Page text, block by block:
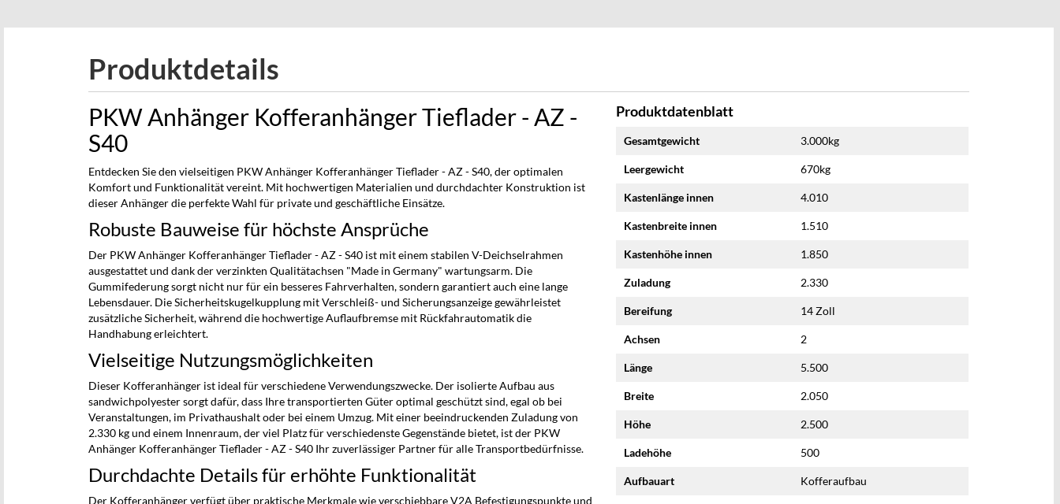
of
images
gallery
Produktdetails
PKW Anhänger Kofferanhänger Tieflader - AZ -
S40
Entdecken Sie den vielseitigen PKW Anhänger Kofferanhänger Tieflader - AZ - S40, der optimalen
Komfort und Funktionalität vereint. Mit hochwertigen Materialien und durchdachter Konstruktion ist
dieser Anhänger die perfekte Wahl für private und geschäftliche Einsätze.
Robuste Bauweise für höchste Ansprüche
Der PKW Anhänger Kofferanhänger Tieflader - AZ - S40 ist mit einem stabilen V-Deichselrahmen
ausgestattet und dank der verzinkten Qualitätachsen "Made in Germany" wartungsarm. Die
Gummifederung sorgt nicht nur für ein besseres Fahrverhalten, sondern garantiert auch eine lange
Lebensdauer. Die Sicherheitskugelkupplung mit Verschleiß- und Sicherungsanzeige gewährleistet
zusätzliche Sicherheit, während die hochwertige Auflaufbremse mit Rückfahrautomatik die
Handhabung erleichtert.
Vielseitige Nutzungsmöglichkeiten
Dieser Kofferanhänger ist ideal für verschiedene Verwendungszwecke. Der isolierte Aufbau aus
sandwichpolyester sorgt dafür, dass Ihre transportierten Güter optimal geschützt sind, egal ob bei
Veranstaltungen, im Privathaushalt oder bei einem Umzug. Mit einer beeindruckenden Zuladung von
2.330 kg und einem Innenraum, der viel Platz für verschiedenste Gegenstände bietet, ist der PKW
Anhänger Kofferanhänger Tieflader - AZ - S40 Ihr zuverlässiger Partner für alle Transportbedürfnisse.
Durchdachte Details für erhöhte Funktionalität
Der Kofferanhänger verfügt über praktische Merkmale wie verschiebbare V2A Befestigungspunkte und
Produktdatenblatt
Informationen
Gesamtgewicht 3.000kg
Leergewicht 670kg
Kastenlänge innen 4.010
Kastenbreite innen 1.510
Kastenhöhe innen 1.850
Zuladung 2.330
Bereifung 14 Zoll
Achsen 2
Länge 5.500
Breite 2.050
Höhe 2.500
Ladehöhe 500
Aufbauart Kofferaufbau